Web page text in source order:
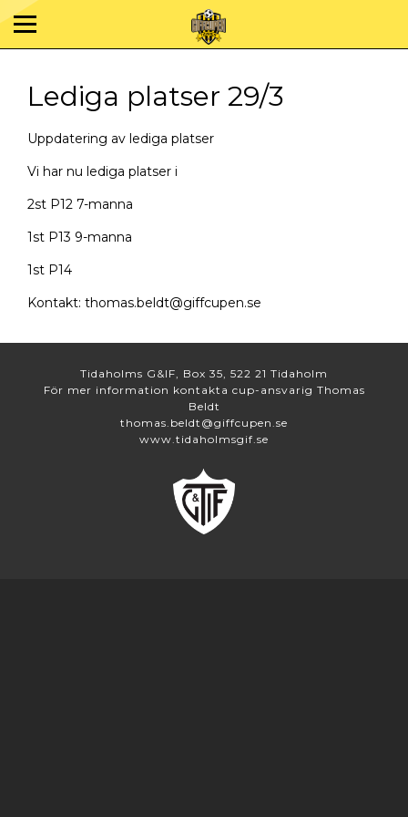
Lediga platser 29/3
Uppdatering av lediga platser
Vi har nu lediga platser i
2st P12 7-manna
1st P13 9-manna
1st P14
Kontakt: thomas.beldt@giffcupen.se
Tidaholms G&IF, Box 35, 522 21 Tidaholm
För mer information kontakta cup-ansvarig Thomas
Beldt
thomas.beldt@giffcupen.se
www.tidaholmsgif.se